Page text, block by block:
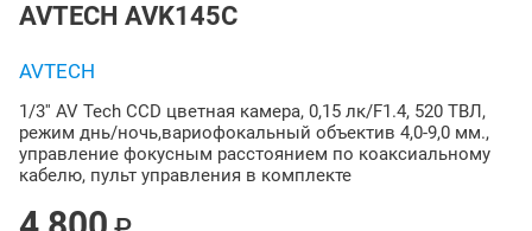
AVTECH AVK145C
AVTECH
1/3'' AV Tech CCD цветная камера, 0,15 лк/F1.4, 520 ТВЛ,
режим днь/ночь,вариофокальный объектив 4,0-9,0 мм.,
управление фокусным расстоянием по коаксиальному
кабелю, пульт управления в комплекте